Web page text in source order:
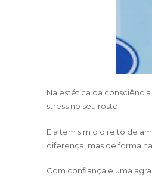
Na estética da
stress no seu rosto.
Ela tem sim o direito de
diferença, mas de forma
Com confiança e uma